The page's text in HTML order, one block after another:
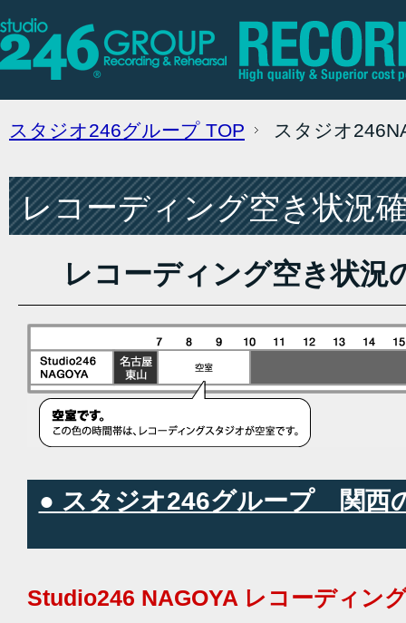
スタジオ246グループ TOP スタジオ
レコーディング空き状況
レコーディング空き状況
● スタジオ246グループ 関西
Studio246 NAGOYA レコーディン